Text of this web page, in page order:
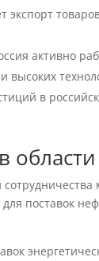
экспорт
активно
высоких
в
поставок